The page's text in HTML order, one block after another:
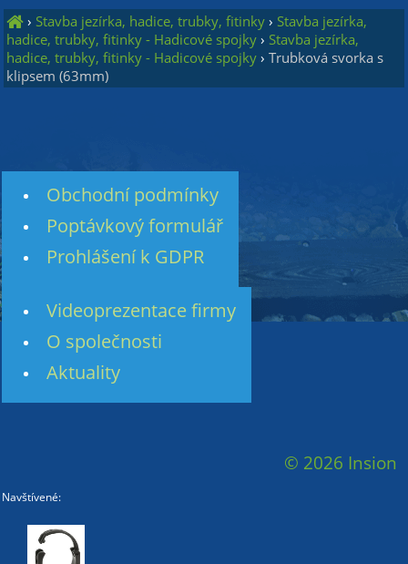
› Stavba jezírka, hadice, trubky, fitinky › Stavba jezírka,
hadice, trubky, fitinky - Hadicové spojky › Stavba jezírka,
hadice, trubky, fitinky - Hadicové spojky ›Trubková svorka s
klipsem (63mm)
Obchodní podmínky
Poptávkový formulář
Prohlášení k GDPR
Videoprezentace firmy
O společnosti
Aktuality
© 2026 Insion
Navštívené: